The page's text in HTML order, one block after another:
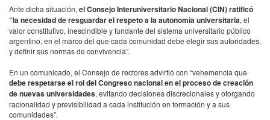
Ante dicha situación, el Consejo Interuniversitario Nacional (CIN) ratificó
“la necesidad de resguardar el respeto a la autonomía universitaria, el
valor constitutivo, inescindible y fundante del sistema universitario público
argentino, en el marco del que cada comunidad debe elegir sus autoridades,
y definir sus normas de convivencia”.
En un comunicado, el Consejo de rectores advirtió con “vehemencia que
debe respetarse el rol del Congreso nacional en el proceso de creación
de nuevas universidades, evitando decisiones discrecionales y otorgando
racionalidad y previsibilidad a cada institución en formación y a sus
comunidades”.